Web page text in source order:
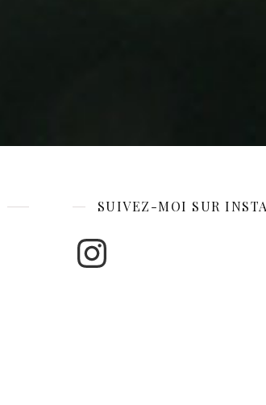
SUIVEZ-MOI SUR
Instagram